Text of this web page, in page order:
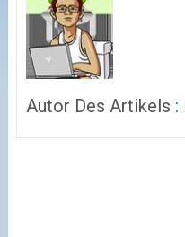
Autor Des Artikels :